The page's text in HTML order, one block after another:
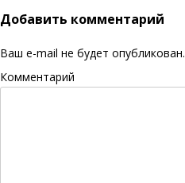
Добавить комментарий
Ваш e-mail не будет опубликован.
Комментарий